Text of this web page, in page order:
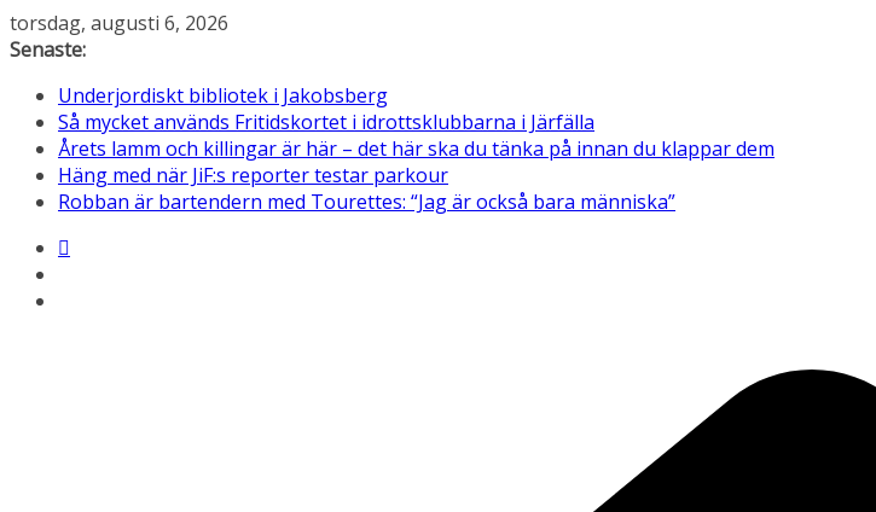
Hoppa
till
torsdag, augusti 6, 2026
Senaste:
Underjordiskt bibliotek i Jakobsberg
Så mycket används Fritidskortet i idrottsklubbarna i Järfälla
Årets lamm och killingar är här – det här ska du tänka på innan du klappar dem
Häng med när JiF:s reporter testar parkour
Robban är bartendern med Tourettes: “Jag är också bara människa”